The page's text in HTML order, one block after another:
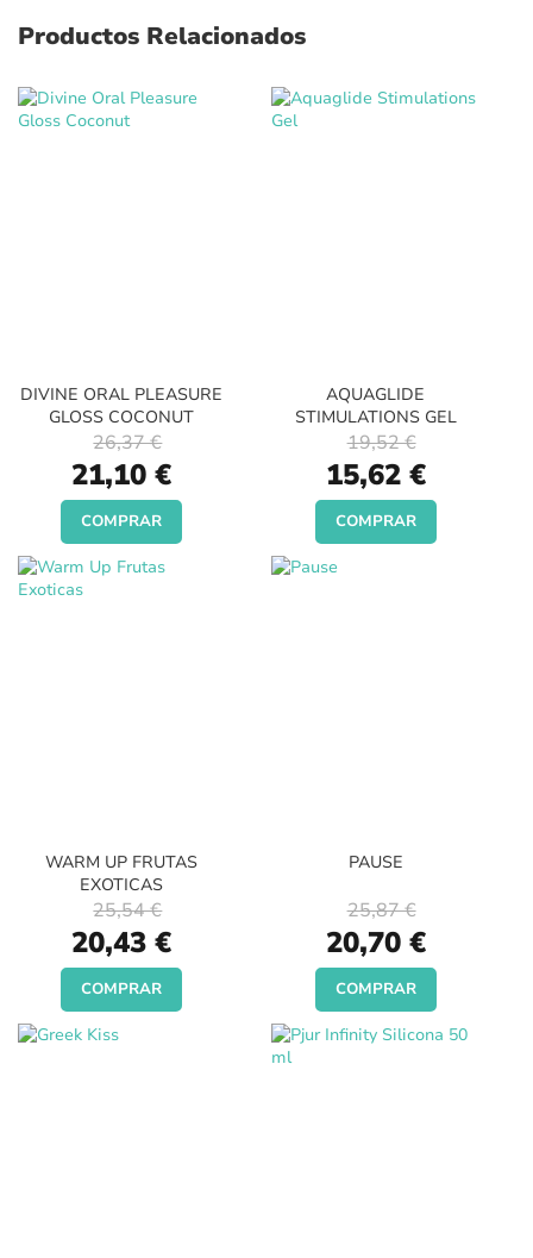
Productos Relacionados
DIVINE ORAL PLEASURE
GLOSS COCONUT
Special
Price
21,10 €
26,37 €
COMPRAR
AQUAGLIDE
STIMULATIONS GEL
Special
Price
15,62 €
19,52 €
COMPRAR
WARM UP FRUTAS
EXOTICAS
Special
Price
20,43 €
25,54 €
COMPRAR
PAUSE
Special
Price
20,70 €
25,87 €
COMPRAR